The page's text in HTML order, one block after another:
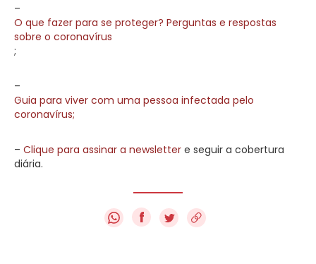
–
O que fazer para se proteger? Perguntas e respostas
sobre o coronavírus
;
–
Guia para viver com uma pessoa infectada pelo
coronavírus;
– Clique para assinar a newsletter e seguir a cobertura
diária.
f